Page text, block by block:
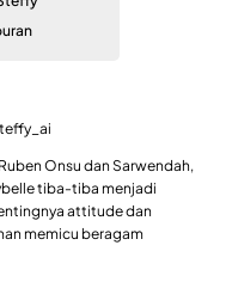
Onsu dan Sarwendah,
tiba-tiba menjadi
attitude dan
memicu beragam